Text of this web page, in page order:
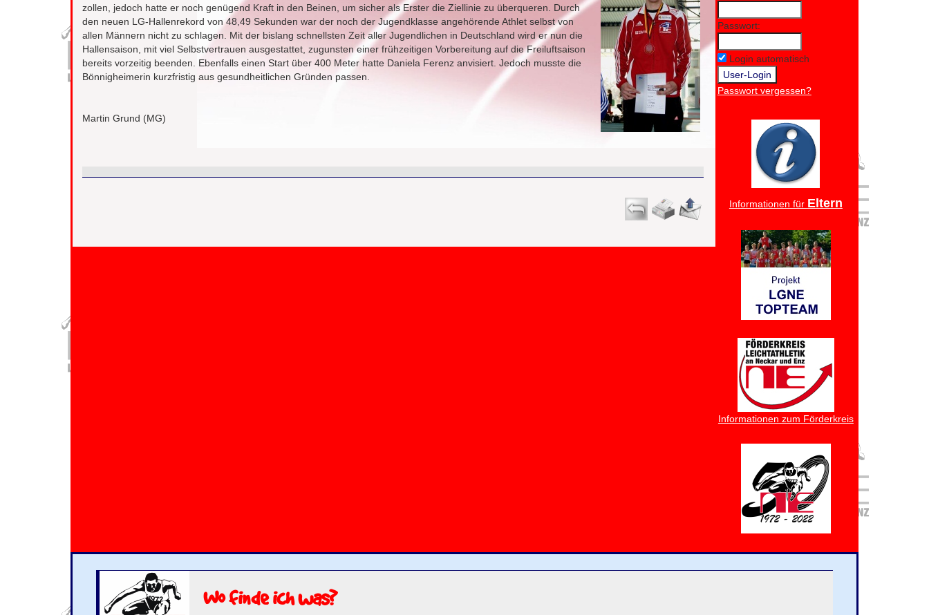
zollen, jedoch hatte er noch genügend Kraft in den Beinen, um sicher als Erster die Ziellinie zu überqueren. Durch
den neuen LG-Hallenrekord von 48,49 Sekunden war der noch der Jugendklasse angehörende Athlet selbst von
allen Männern nicht zu schlagen. Mit der bislang schnellsten Zeit aller Jugendlichen in Deutschland wird er nun die
Hallensaison, mit viel Selbstvertrauen ausgestattet, zugunsten einer frühzeitigen Vorbereitung auf die Freiluftsaison
bereits vorzeitig beenden. Ebenfalls einen Start über 400 Meter hatte Daniela Ferenz anvisiert. Jedoch musste die
Bönnigheimerin kurzfristig aus gesundheitlichen Gründen passen.
Martin Grund (MG)
Passwort:
Login automatisch
Passwort vergessen?
Informationen für Eltern
Informationen zum Förderkreis
Wo finde ich was?